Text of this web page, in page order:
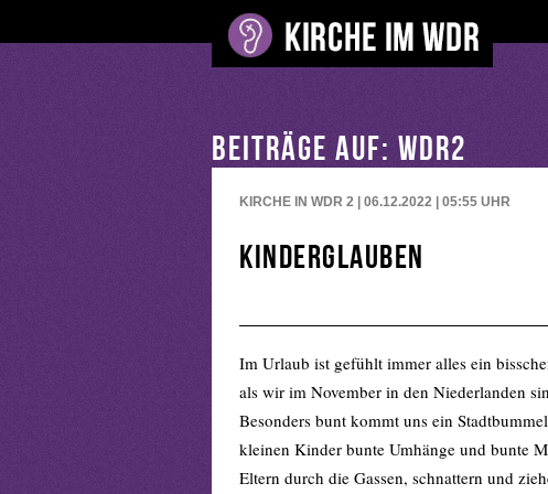
BEITRÄGE AUF: WDR2
KIRCHE IN WDR 2 | 06.12.2022 | 05:55 UHR
Kinderglauben
Im Urlaub ist gefühlt immer alles ein
als wir im November in den Niederlanden
Besonders bunt kommt uns ein
kleinen Kinder bunte Umhänge und bunte
Eltern durch die Gassen, schnattern und